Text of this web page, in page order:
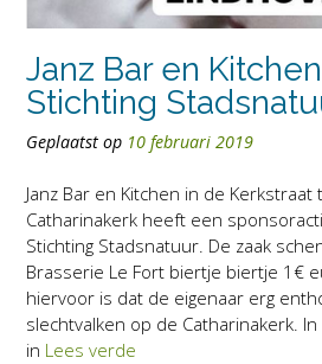
Janz Bar en
Stichting
Geplaatst op 10 februari 2019
Janz Bar en Kitchen in de
Catharinakerk heeft een
Stichting Stadsnatuur. De zaak
Brasserie Le Fort biertje biertje 1€
hiervoor is dat de eigenaar erg
slechtvalken op de Catharinakerk.
in Lees verde